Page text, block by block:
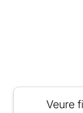
Veure